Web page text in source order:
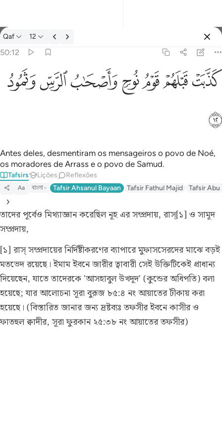
Tafsir: Qaf 50:12
Qaf 12
50:12
كذبت قبلهم قوم نوح واصحاب الرس وثمود ١٢
كَذَّبَتْ قَبْلَهُمْ قَوْمُ نُوحٍۢ وَأَصْحَـٰبُ ٱلرَّسِّ وَثَمُودُ ١٢
ﲫﲬﲭﲮﲯﲰﲱ
ﲲ
Antes deles, desmentiram os mensageiros o povo de Noé,
os moradores de Arrass e o povo de Samud.
Tafsirs Lições Reflexões
Aa বাংলা Tafsir Ahsanul Bayaan Tafsir Fathul Majid Tafsir Abu
তাদের পূর্বেও মিথ্যাজ্ঞান করেছিল নূহ এর সম্প্রদায়, রাস্[১] ও সামূদ
সম্প্রদায়,
[১] রাস্ সম্প্রদায়ের নির্দিষ্টীকরণের ব্যাপারে মুফাসসেরদের মাঝে বড়ই
মতভেদ রয়েছে। ইমাম ইবনে জারীর ত্বাবারী সেই উক্তিটিকেই প্রাধান্য
দিয়েছেন, যাতে তাদেরকে 'আসহাবুল উখদূদ' (কুন্ডের অধিপতি) বলা
হয়েছে; যার আলোচনা সূরা বুরূজ ৮৫:৪ নং আয়াতের টীকায় করা
হয়েছে। (বিস্তারিত জানার জন্য দ্রষ্টব্যঃ তফসীর ইবনে কাসীর ও
ফাতহুল ক্বাদীর, সূরা ফুরকান ২৫:৩৮ নং আয়াতের তফসীর)